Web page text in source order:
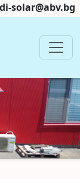
solar@abv.bg